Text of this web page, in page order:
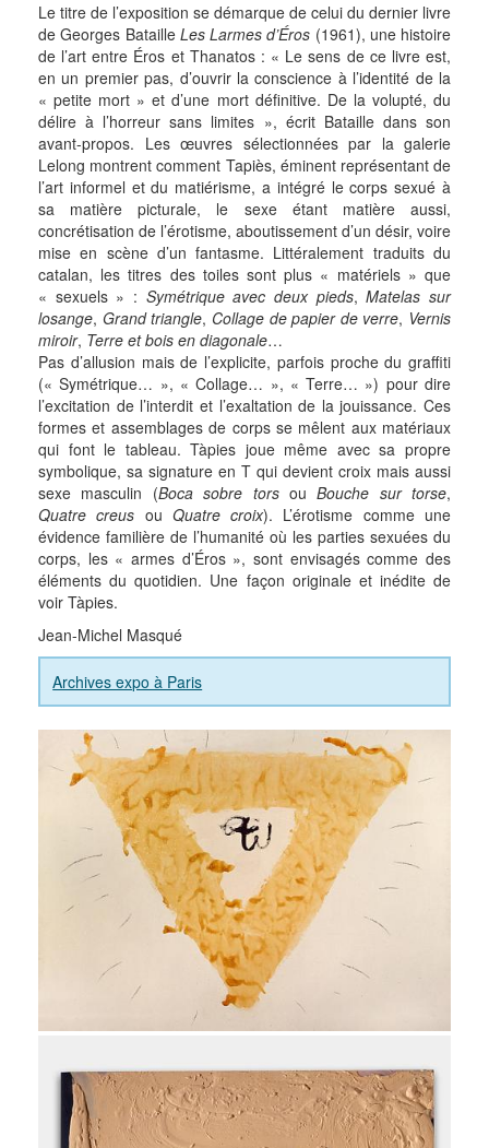
Le titre de l’exposition se démarque de celui du dernier livre
de Georges Bataille Les Larmes d’Éros (1961), une histoire
de l’art entre Éros et Thanatos : « Le sens de ce livre est,
en un premier pas, d’ouvrir la conscience à l’identité de la
« petite mort » et d’une mort définitive. De la volupté, du
délire à l’horreur sans limites », écrit Bataille dans son
avant-propos. Les œuvres sélectionnées par la galerie
Lelong montrent comment Tapiès, éminent représentant de
l’art informel et du matiérisme, a intégré le corps sexué à
sa matière picturale, le sexe étant matière aussi,
concrétisation de l’érotisme, aboutissement d’un désir, voire
mise en scène d’un fantasme. Littéralement traduits du
catalan, les titres des toiles sont plus « matériels » que
« sexuels » : Symétrique avec deux pieds,Matelas sur
losange, Grand triangle, Collage de papier de verre, Vernis
miroir, Terre et bois en diagonale…
Pas d’allusion mais de l’explicite, parfois proche du graffiti
(« Symétrique… », « Collage… », « Terre… ») pour dire
l’excitation de l’interdit et l’exaltation de la jouissance. Ces
formes et assemblages de corps se mêlent aux matériaux
qui font le tableau. Tàpies joue même avec sa propre
symbolique, sa signature en T qui devient croix mais aussi
sexe masculin (Boca sobre torsouBouche sur torse,
Quatre creus ou Quatre croix). L’érotisme comme une
évidence familière de l’humanité où les parties sexuées du
corps, les « armes d’Éros », sont envisagés comme des
éléments du quotidien. Une façon originale et inédite de
voir Tàpies.
Jean-Michel Masqué
Archives expo à Paris